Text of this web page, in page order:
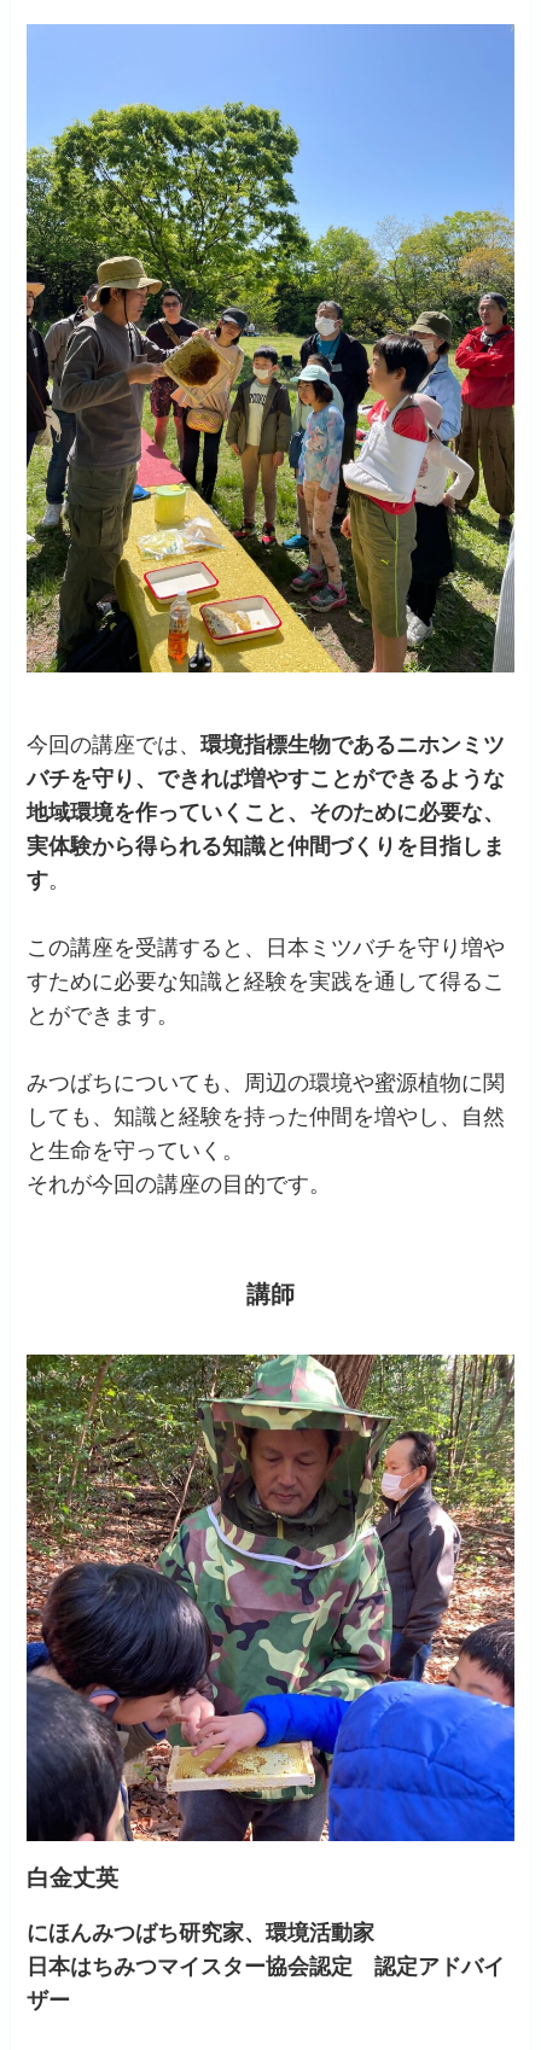
今回の講座では、環境指標生物であるニホンミツ
バチを守り、できれば増やすことができるような
地域環境を作っていくこと、そのために必要な、
実体験から得られる知識と仲間づくりを目指しま
す。
この講座を受講すると、日本ミツバチを守り増や
すために必要な知識と経験を実践を通して得るこ
とができます。
みつばちについても、周辺の環境や蜜源植物に関
しても、知識と経験を持った仲間を増やし、自然
と生命を守っていく。
それが今回の講座の目的です。
講師
白金丈英
にほんみつばち研究家、環境活動家
日本はちみつマイスター協会認定 認定アドバイ
ザー